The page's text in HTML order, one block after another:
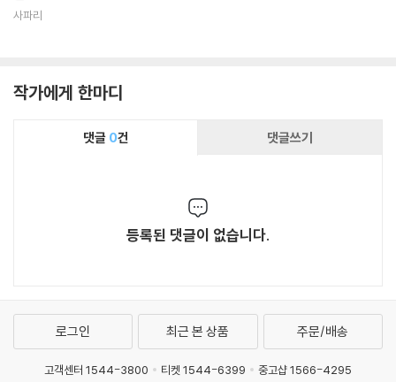
사파리
작가에게 한마디
댓글 0건 댓글쓰기
등록된 댓글이 없습니다.
로그인 최근 본 상품 주문/배송
고객센터 1544-3800 티켓 1544-6399
중고샵 1566-4295